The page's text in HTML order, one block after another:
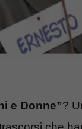
e Donne”?